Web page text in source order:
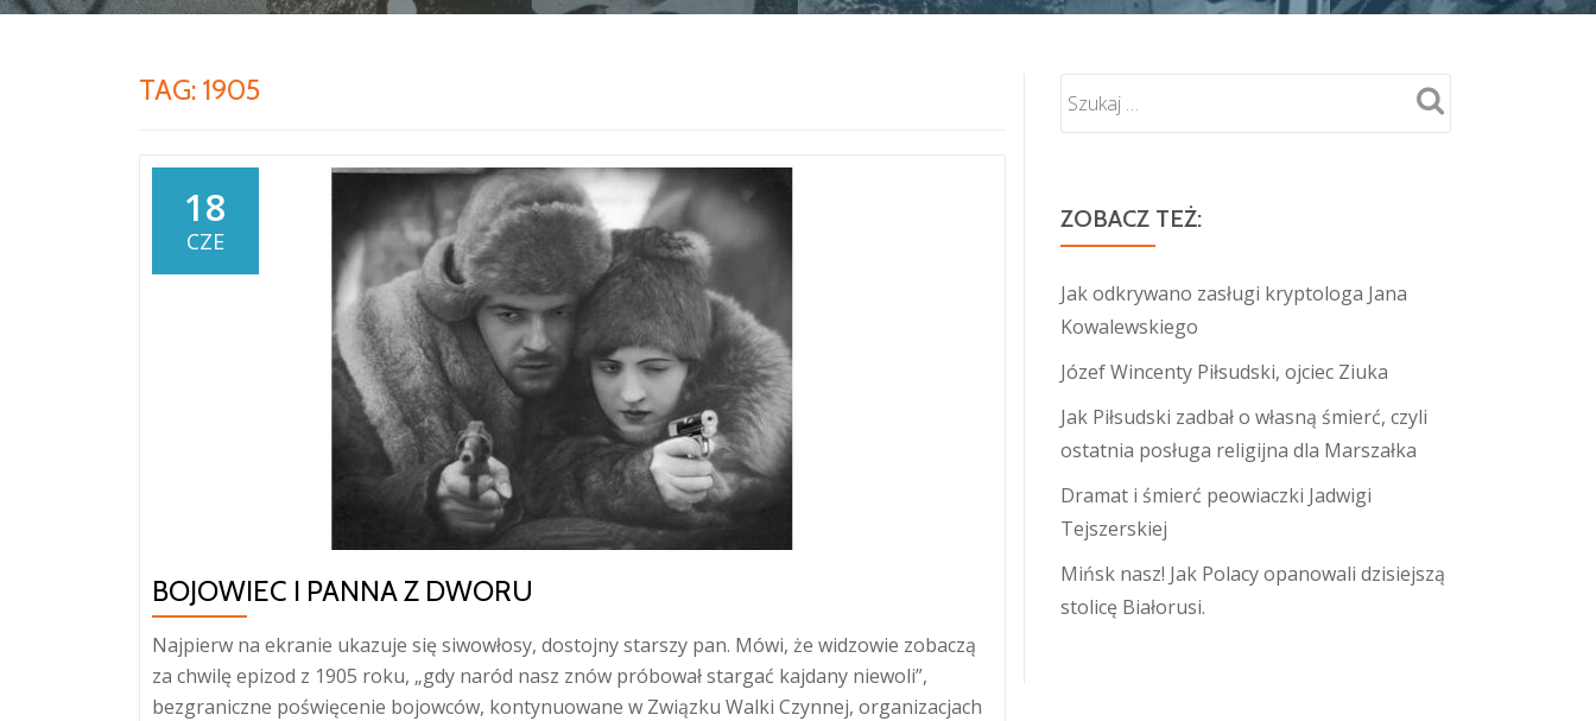
TAG: 1905
18
CZE
BOJOWIEC I PANNA Z DWORU
Najpierw na ekranie ukazuje się siwowłosy, dostojny starszy pan. Mówi, że widzowie zobaczą
za chwilę epizod z 1905 roku, „gdy naród nasz znów próbował stargać kajdany niewoli”,
bezgraniczne poświęcenie bojowców, kontynuowane w Związku Walki Czynnej, organizacjach
ZOBACZ TEŻ:
Jak odkrywano zasługi kryptologa Jana
Kowalewskiego
Józef Wincenty Piłsudski, ojciec Ziuka
Jak Piłsudski zadbał o własną śmierć, czyli
ostatnia posługa religijna dla Marszałka
Dramat i śmierć peowiaczki Jadwigi
Tejszerskiej
Mińsk nasz! Jak Polacy opanowali dzisiejszą
stolicę Białorusi.